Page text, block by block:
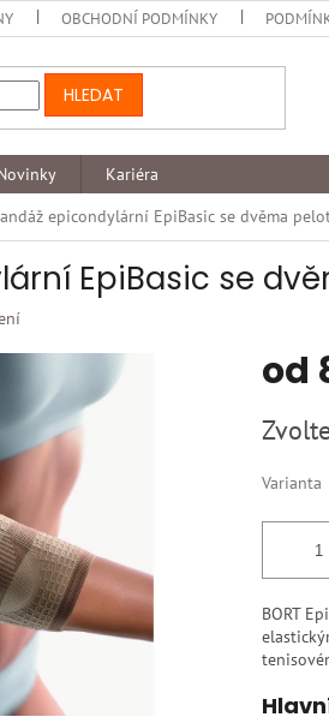
OBCHODNÍ PODMÍNKY
HLEDAT
Kariéra
epicondylární EpiBasic se dvěma
EpiBasic se
od
cena:
Varianta
BORT